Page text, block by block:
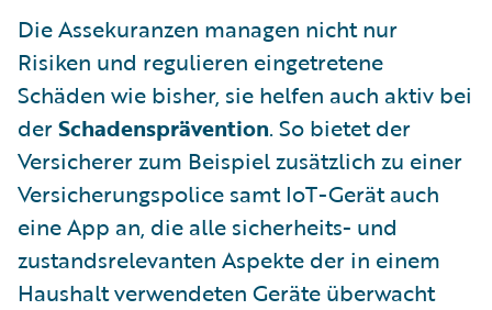
Die Assekuranzen managen nicht nur
Risiken und regulieren eingetretene
Schäden wie bisher, sie helfen auch aktiv bei
derSchadensprävention. So bietet der
Versicherer zum Beispiel zusätzlich zu einer
Versicherungspolice samt IoT-Gerät auch
eine App an, die alle sicherheits- und
zustandsrelevanten Aspekte der in einem
Haushalt verwendeten Geräte überwacht